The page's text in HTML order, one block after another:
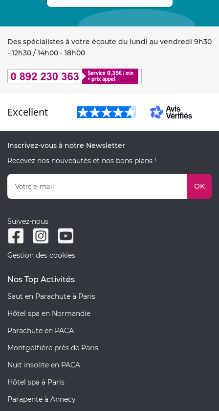
Des spécialistes à votre écoute du lundi au vendredi 9h30
- 12h30 / 14h00 - 18h00
Excellent
Inscrivez-vous à notre Newsletter
Recevez nos nouveautés et nos bons plans !
OK
Suivez-nous
Gestion des cookies
Nos Top Activités
Saut en Parachute à Paris
Hôtel spa en Normandie
Parachute en PACA
Montgolfière près de Paris
Nuit insolite en PACA
Hôtel spa à Paris
Parapente à Annecy